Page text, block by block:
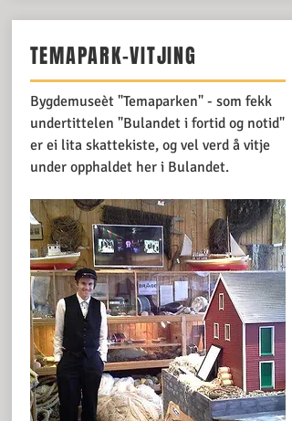
TEMAPARK-VITJING
Bygdemuseèt "Temaparken" - som fekk
undertittelen "Bulandet i fortid og notid"
er ei lita skattekiste, og vel verd å vitje
under opphaldet her i Bulandet.